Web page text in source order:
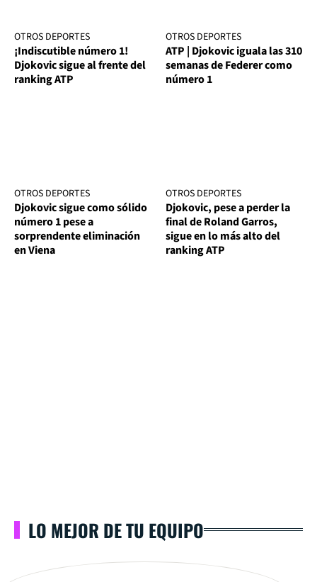
OTROS DEPORTES
¡Indiscutible número 1!
Djokovic sigue al frente del
ranking ATP
OTROS DEPORTES
ATP | Djokovic iguala las 310
semanas de Federer como
número 1
OTROS DEPORTES
Djokovic sigue como sólido
número 1 pese a
sorprendente eliminación
en Viena
OTROS DEPORTES
Djokovic, pese a perder la
final de Roland Garros,
sigue en lo más alto del
ranking ATP
LO MEJOR DE TU EQUIPO